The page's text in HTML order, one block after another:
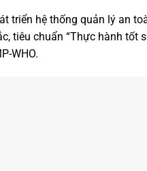
triển hệ thống quản lý an
tiêu chuẩn “Thực hành
WHO.